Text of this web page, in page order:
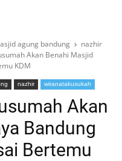
agung bandung
nazhir
Akan Benahi Masjid
KDM
nazhir wiranatakusukah
Akan
Bandung
Bertemu